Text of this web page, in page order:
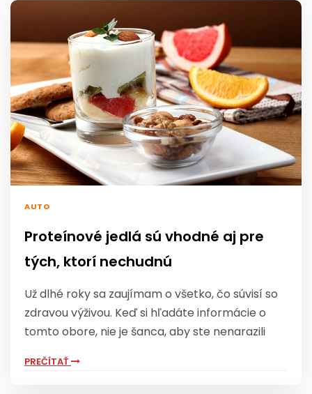
AUTO
Proteínové jedlá sú vhodné aj pre
tých, ktorí nechudnú
Už dlhé roky sa zaujímam o všetko, čo súvisí so
zdravou výživou. Keď si hľadáte informácie o
tomto obore, nie je šanca, aby ste nenarazili
PREČÍTAŤ